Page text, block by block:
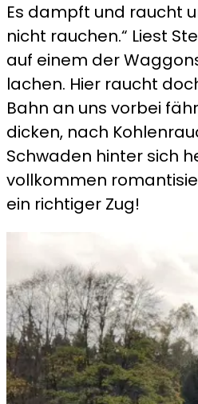
Es dampft und raucht
nicht rauchen.“ Liest
auf einem der
lachen. Hier raucht
Bahn an uns vorbei
dicken, nach
Schwaden hinter sich
vollkommen
ein richtiger Zug!